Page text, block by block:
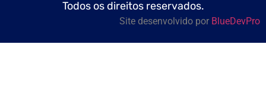
Todos os direitos reservados.
Site desenvolvido por BlueDevPro